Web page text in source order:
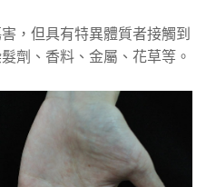
，但具有特異體質者接觸到
劑、香料、金屬、花草等。